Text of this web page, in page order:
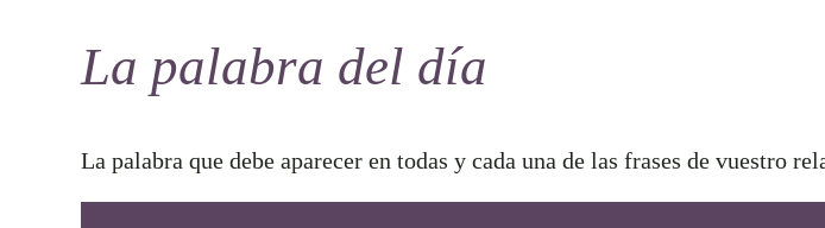
La palabra del día
La palabra que debe aparecer en todas y cada una de las frases de vuestro